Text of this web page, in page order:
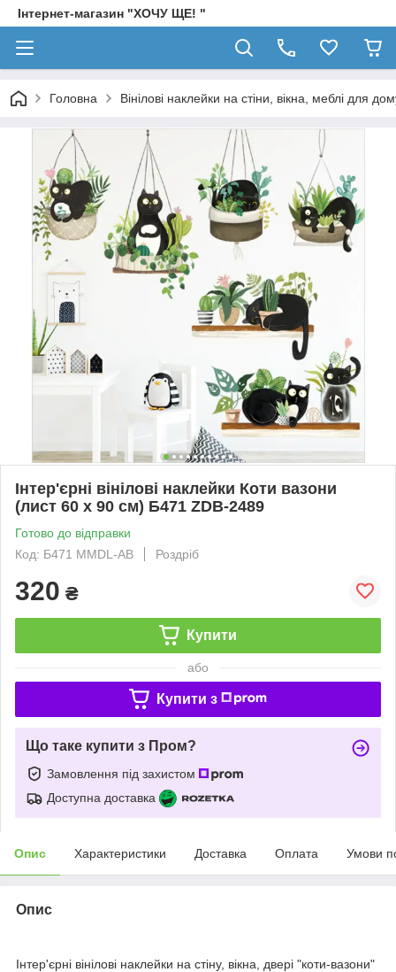
Інтернет-магазин "ХОЧУ ЩЕ! "
Головна Вінілові наклейки на стіни, вікна, меблі для
Інтер'єрні вінілові наклейки Коти вазони
(лист 60 х 90 см) Б471 ZDB-2489
Готово до відправки
Код: Б471 MMDL-AB
Роздріб
320 ₴
Купити
або
Купити з
Що таке купити з Пром?
Замовлення під захистом
Доступна доставка
Опис Характеристики Доставка Оплата Умови
Опис
Інтер'єрні вінілові наклейки на стіну, вікна, двері "коти-вазони"